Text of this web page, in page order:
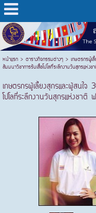
หน้าแรก > ตารางกิจกรรมต่างๆ> เกษตรกรผู้เ
สัมมนาวิชาการรับเสื้อโปโลที่ระลึกงานวันสุกรแห่ง
เกษตรกรผู้เลี้ยงสุกรและผู้สนใจ
โปโลที่ระลึกงานวันสุกรแห่งชาติ